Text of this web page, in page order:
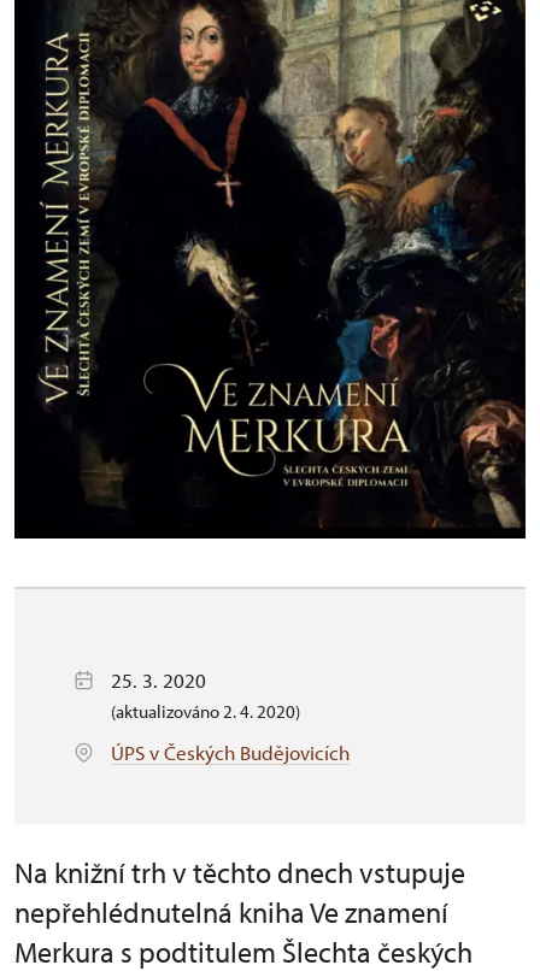
25. 3. 2020
(aktualizováno 2. 4. 2020)
ÚPS v Českých Budějovicích
Na knižní trh v těchto dnech vstupuje
nepřehlédnutelná kniha Ve znamení
Merkura s podtitulem Šlechta českých